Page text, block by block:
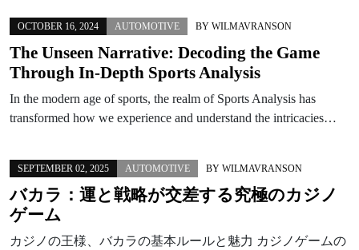
OCTOBER 16, 2024 AUTOMOTIVE BY WILMAVRANSON
The Unseen Narrative: Decoding the Game
Through In-Depth Sports Analysis
In the modern age of sports, the realm of Sports Analysis has
transformed how we experience and understand the intricacies…
SEPTEMBER 02, 2025 AUTOMOTIVE BY WILMAVRANSON
バカラ：運と戦略が交差する究極のカジノ
ゲーム
カジノの王様、バカラの基本ルールと魅力 カジノゲームの